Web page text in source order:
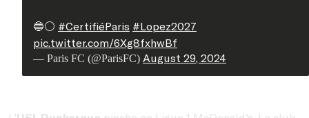
🔵⚪️ #CertifiéParis #Lopez2027
pic.twitter.com/6Xg8fxhwBf
— Paris FC (@ParisFC) August 29, 2024